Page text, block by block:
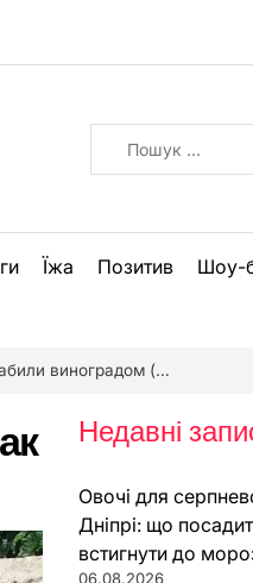
Їжа Позитив Шоу-
виноградом (фото)
Недавні
Овочі для
Дніпрі: що
встигнути до
06.08.2026